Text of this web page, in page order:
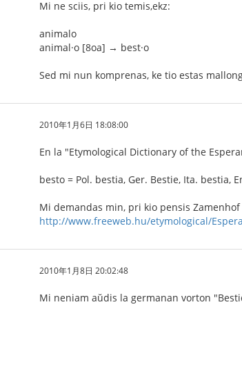
Mi ne sciis, pri kio temis,ekz:
animalo
animal·o [8oa] → best·o
Sed mi nun komprenas, ke tio estas
2010年1月6日 18:08:00
En la "Etymological Dictionary of the
besto = Pol. bestia, Ger. Bestie, Ita. bestia,
Mi demandas min, pri kio pensis
http://www.freeweb.hu/etymological/
2010年1月8日 20:02:48
Mi neniam aŭdis la germanan vorton